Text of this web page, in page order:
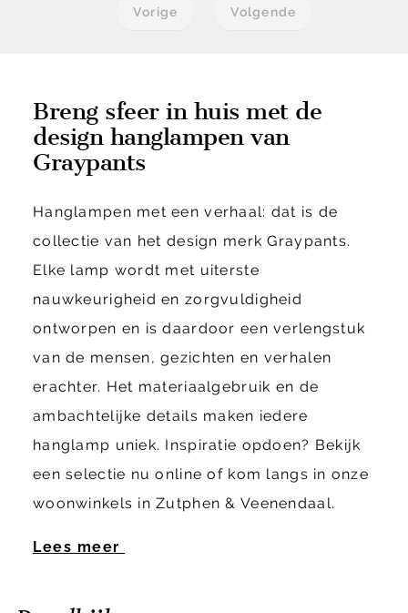
Vorige Volgende
Breng sfeer in huis met de
design hanglampen van
Graypants
Hanglampen met een verhaal: dat is de
collectie van het design merk Graypants.
Elke lamp wordt met uiterste
nauwkeurigheid en zorgvuldigheid
ontworpen en is daardoor een verlengstuk
van de mensen, gezichten en verhalen
erachter. Het materiaalgebruik en de
ambachtelijke details maken iedere
hanglamp uniek. Inspiratie opdoen? Bekijk
een selectie nu online of kom langs in onze
woonwinkels in Zutphen & Veenendaal.
Lees meer